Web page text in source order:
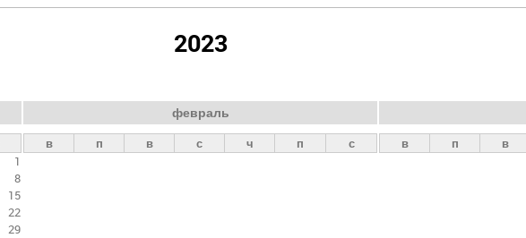
2023
1
8
15
22
29
февраль
в п в с ч п с в п в